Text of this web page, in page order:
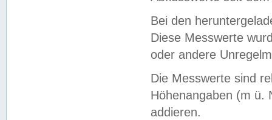
Bei den
Diese Messwerte
oder andere
Die Messwerte sind
Höhenangaben (m ü.
addieren.